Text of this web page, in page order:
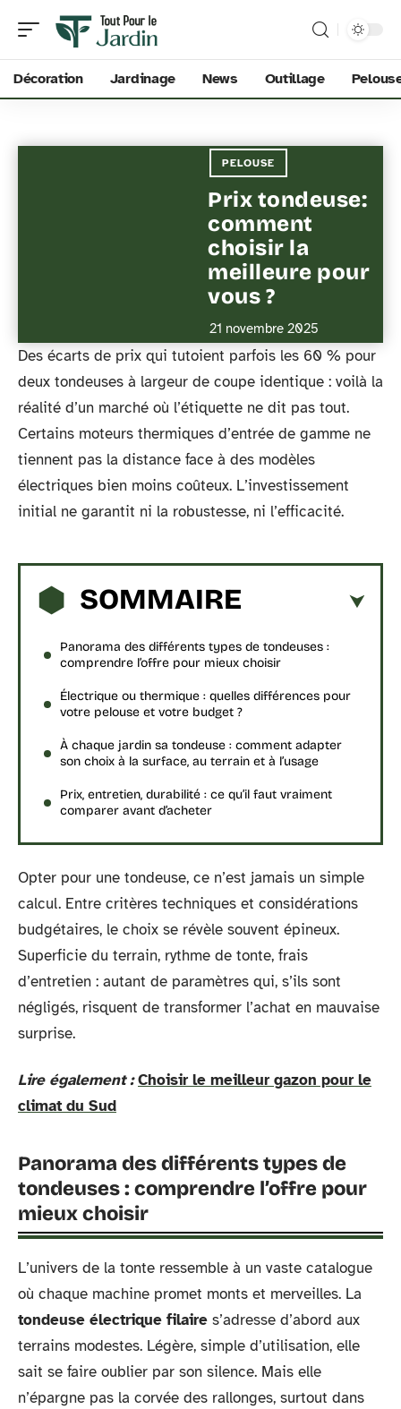
Décoration Jardinage News Outillage
PELOUSE
Prix tondeuse:
comment
choisir la
meilleure pour
vous ?
21 novembre 2025
Des écarts de prix qui tutoient parfois les 60 % pour
deux tondeuses à largeur de coupe identique : voilà la
réalité d’un marché où l’étiquette ne dit pas tout.
Certains moteurs thermiques d’entrée de gamme ne
tiennent pas la distance face à des modèles
électriques bien moins coûteux. L’investissement
initial ne garantit ni la robustesse, ni l’efficacité.
SOMMAIRE
Panorama des différents types de tondeuses :
comprendre l’offre pour mieux choisir
Électrique ou thermique : quelles différences pour
votre pelouse et votre budget ?
À chaque jardin sa tondeuse : comment adapter
son choix à la surface, au terrain et à l’usage
Prix, entretien, durabilité : ce qu’il faut vraiment
comparer avant d’acheter
Opter pour une tondeuse, ce n’est jamais un simple
calcul. Entre critères techniques et considérations
budgétaires, le choix se révèle souvent épineux.
Superficie du terrain, rythme de tonte, frais
d’entretien : autant de paramètres qui, s’ils sont
négligés, risquent de transformer l’achat en mauvaise
surprise.
Lire également : Choisir le meilleur gazon pour le
climat du Sud
Panorama des différents types de
tondeuses : comprendre l’offre pour
mieux choisir
L’univers de la tonte ressemble à un vaste catalogue
où chaque machine promet monts et merveilles. La
tondeuse électrique filaire s’adresse d’abord aux
terrains modestes. Légère, simple d’utilisation, elle
sait se faire oublier par son silence. Mais elle
n’épargne pas la corvée des rallonges, surtout dans